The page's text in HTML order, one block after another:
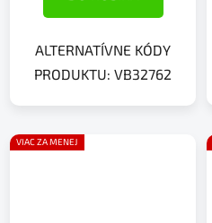
ALTERNATÍVNE KÓDY
PRODUKTU: VB32762
VIAC ZA MENEJ